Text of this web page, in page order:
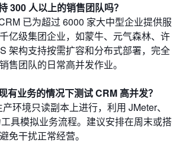
300 人以上的销售团队吗？
已为超过 6000 家大中型企业提供服
亿级集团企业，如蒙牛、元气森林、许
架构支持按需扩容和分布式部署，完全
售团队的日常高并发作业。
有业务的情况下测试 CRM 高并发？
环境只读副本上进行，利用 JMeter、
具模拟业务流程。建议安排在周末或搭
免干扰正常经营。